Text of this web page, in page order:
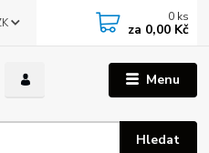
Menu
Hledat
0 ks
za 0,00 Kč